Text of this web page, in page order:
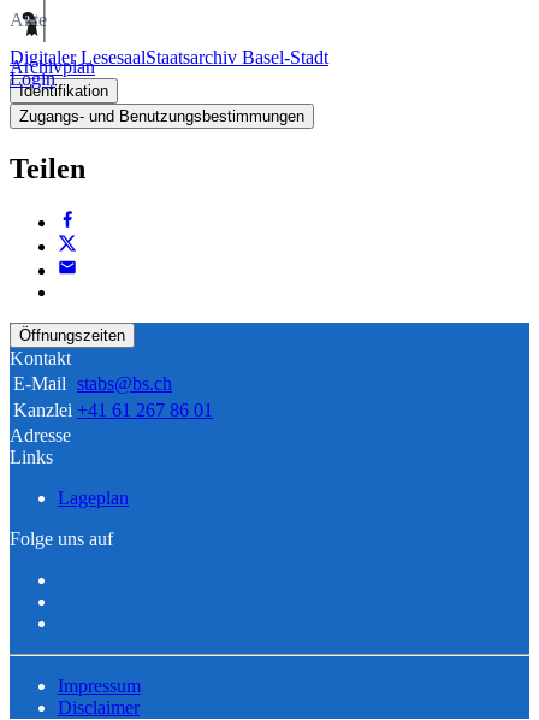
Digitaler LesesaalStaatsarchiv Basel-Stadt
Login
Akte
Archivplan
Identifikation
Zugangs- und Benutzungsbestimmungen
Teilen
Öffnungszeiten
Kontakt
E-Mail stabs@bs.ch
Kanzlei +41 61 267 86 01
Adresse
Links
Lageplan
Folge uns auf
Impressum
Disclaimer